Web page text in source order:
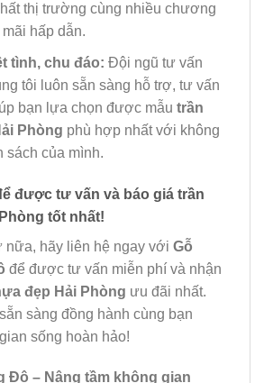
thị trường cùng nhiều chương
hấp dẫn.
tình, chu đáo: Đội ngũ tư vấn
tôi luôn sẵn sàng hỗ trợ, tư vấn
bạn lựa chọn được mẫu trần
Phòng phù hợp nhất với không
sách của mình.
được tư vấn và báo giá trần
tốt nhất!
hãy liên hệ ngay với Gỗ
để được tư vấn miễn phí và nhận
đẹp Hải Phòng ưu đãi nhất.
sàng đồng hành cùng bạn
sống hoàn hảo!
Đô – Nâng tầm không gian